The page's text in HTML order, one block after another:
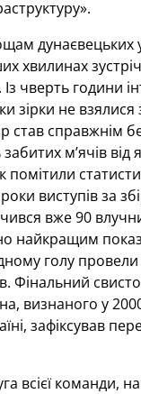
дунаєвецьких
хвилинах
чверть години
зірки не взялися
став справжнім
м’ячів від
помітили
виступів за
вже 90
найкращим
голу
Фінальний
визнаного у
зафіксував
всієї команди,